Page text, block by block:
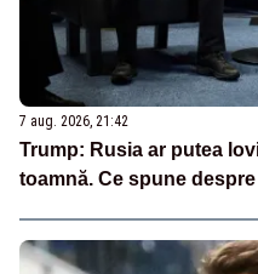
7 aug. 2026, 21:42
Trump: Rusia ar putea
toamnă. Ce spune